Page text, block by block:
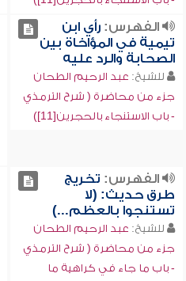
الفهرس:رأي ابن
تيمية في المؤاخاة بين
الصحابة والرد عليه
للشيخ: عبد الرحيم الطحان
جزء من محاضرة ( شرح الترمذي
- باب الاستنجاء بالحجرين[11])
الفهرس: تخريج
طرق حديث: (لا
تستنجوا بالعظم...)
للشيخ: عبد الرحيم الطحان
جزء من محاضرة ( شرح الترمذي
- باب ما جاء في كراهية ما